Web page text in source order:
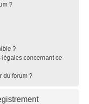
?
?
concernant ce
du forum ?